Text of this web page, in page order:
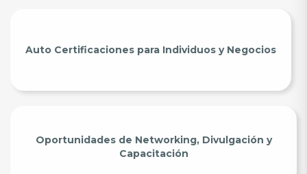
Auto Certificaciones para Individuos y Negocios
Oportunidades de Networking, Divulgación y
Capacitación